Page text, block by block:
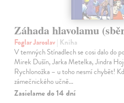
Záhada hlavolamu
Foglar Jaroslav| Kniha
V temných Stínadlech se cosi dalo do
Mirek Dušín, Jarka Metelka, Jindra
Rychlonožka – u toho nesmí chybět!
zámečnického učně…
Zasielame do 14 dní